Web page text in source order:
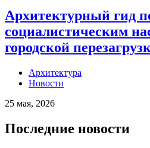
Архитектурный гид
социалистическим
городской
Архитектура
Новости
25 мая, 2026
Последние новости